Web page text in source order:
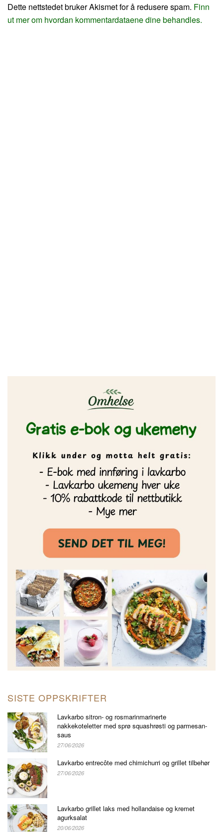
Dette nettstedet bruker Akismet for å redusere spam. Finn
ut mer om hvordan kommentardataene dine behandles.
SISTE OPPSKRIFTER
Lavkarbo sitron- og rosmarinmarinerte
nakkekoteletter med sprø squashrøsti og parmesan-
saus
27/06/2026
Lavkarbo entrecôte med chimichurri og grillet tilbehør
27/06/2026
Lavkarbo grillet laks med hollandaise og kremet
agurksalat
20/06/2026